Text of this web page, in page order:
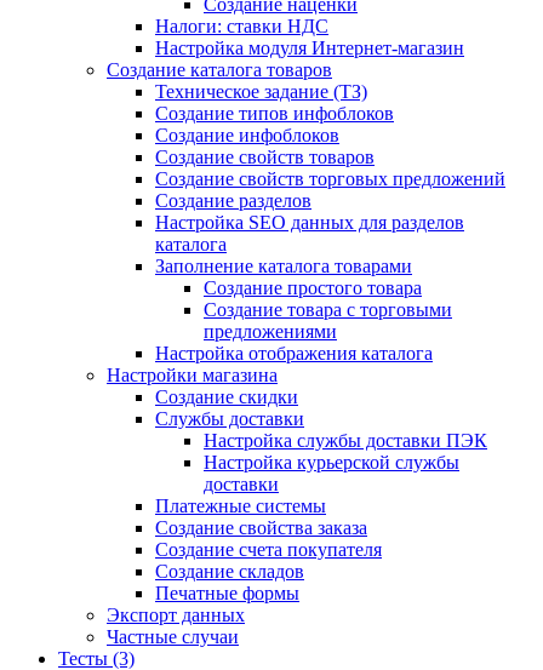
Создание наценки
Налоги: ставки НДС
Настройка модуля Интернет-магазин
Создание каталога товаров
Техническое задание (ТЗ)
Создание типов инфоблоков
Создание инфоблоков
Создание свойств товаров
Создание свойств торговых предложений
Создание разделов
Настройка SEO данных для разделов
каталога
Заполнение каталога товарами
Создание простого товара
Создание товара с торговыми
предложениями
Настройка отображения каталога
Настройки магазина
Создание скидки
Службы доставки
Настройка службы доставки ПЭК
Настройка курьерской службы
доставки
Платежные системы
Создание свойства заказа
Создание счета покупателя
Создание складов
Печатные формы
Экспорт данных
Частные случаи
Тесты (3)